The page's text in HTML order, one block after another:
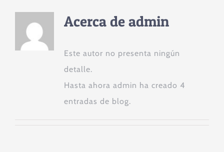
Acerca deadmin
Este autor no presenta ningún
detalle.
Hasta ahora admin ha creado 4
entradas de blog.